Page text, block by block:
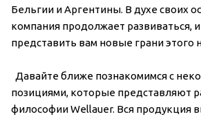
Бельгии и Аргентины. В духе своих
компания продолжает развиваться,
представить вам новые грани этого
Давайте ближе познакомимся с
позициями, которые представляют
философии Wellauer. Вся продукция